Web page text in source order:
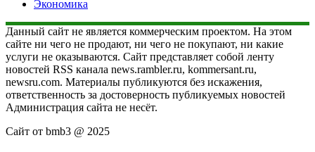
Экономика
Данный сайт не является коммерческим проектом. На этом
сайте ни чего не продают, ни чего не покупают, ни какие
услуги не оказываются. Сайт представляет собой ленту
новостей RSS канала news.rambler.ru, kommersant.ru,
newsru.com. Материалы публикуются без искажения,
ответственность за достоверность публикуемых новостей
Администрация сайта не несёт.
Сайт от bmb3 @ 2025